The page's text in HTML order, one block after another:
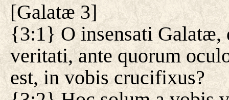
[Galatæ 3]
{3:1} O insensati Galatæ,
veritati, ante quorum
est, in vobis crucifixus?